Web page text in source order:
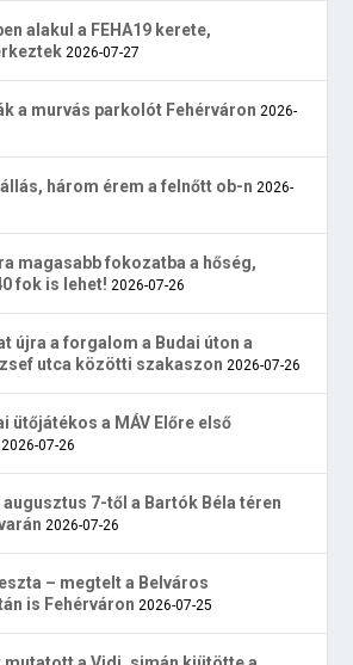
alakul a FEHA19 kerete,
2026-07-27
a murvás parkolót Fehérváron 2026-
három érem a felnőtt ob-n 2026-
magasabb fokozatba a hőség,
fok is lehet! 2026-07-26
újra a forgalom a Budai úton a
utca közötti szakaszon 2026-07-26
ütőjátékos a MÁV Előre első
2026-07-26
augusztus 7-től a Bartók Béla téren
2026-07-26
– megtelt a Belváros
is Fehérváron 2026-07-25